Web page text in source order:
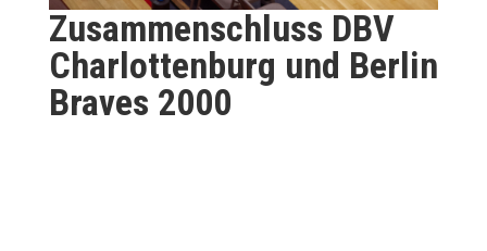
Zusammenschluss DBV
Charlottenburg und Berlin
Braves 2000